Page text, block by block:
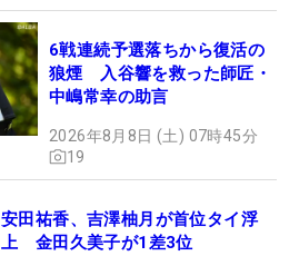
6戦連続予選落ちから復活の
狼煙 入谷響を救った師匠・
中嶋常幸の助言
2026年8月8日 (土) 07時45分
19
安田祐香、吉澤柚月が首位タイ浮
上 金田久美子が1差3位